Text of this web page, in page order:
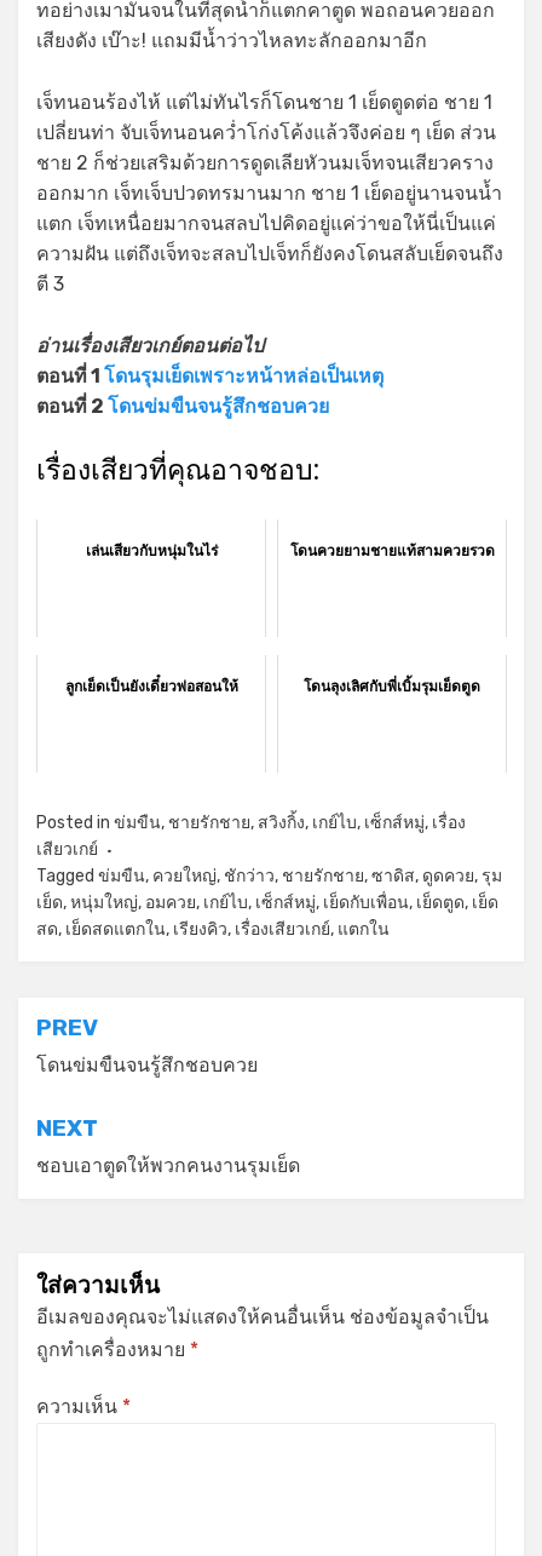
ทอย่างเมามันจนในที่สุดน้ำก็แตกคาตูด พอถอนควยออก
เสียงดัง เบ๊าะ! แถมมีน้ำว่าวไหลทะลักออกมาอีก
เจ็ทนอนร้องไห้ แต่ไม่ทันไรก็โดนชาย 1 เย็ดตูดต่อ ชาย 1
เปลี่ยนท่า จับเจ็ทนอนคว่ำโก่งโค้งแล้วจึงค่อย ๆ เย็ด ส่วน
ชาย 2 ก็ช่วยเสริมด้วยการดูดเลียหัวนมเจ็ทจนเสียวคราง
ออกมาก เจ็ทเจ็บปวดทรมานมาก ชาย 1 เย็ดอยู่นานจนน้ำ
แตก เจ็ทเหนื่อยมากจนสลบไปคิดอยู่แค่ว่าขอให้นี่เป็นแค่
ความฝัน แต่ถึงเจ็ทจะสลบไปเจ็ทก็ยังคงโดนสลับเย็ดจนถึง
ตี 3
อ่านเรื่องเสียวเกย์ตอนต่อไป
ตอนที่ 1 โดนรุมเย็ดเพราะหน้าหล่อเป็นเหตุ
ตอนที่ 2 โดนข่มขืนจนรู้สึกชอบควย
เรื่องเสียวที่คุณอาจชอบ:
เล่นเสียวกับหนุ่มในไร่ โดนควยยามชายแท้สามควยรวด
ลูกเย็ดเป็นยังเดี๋ยวพ่อสอนให้ โดนลุงเลิศกับพี่เบิ้มรุมเย็ดตูด
Posted in ข่มขืน, ชายรักชาย, สวิงกิ้ง, เกย์ไบ, เซ็กส์หมู่, เรื่อง
เสียวเกย์
Tagged ข่มขืน, ควยใหญ่, ชักว่าว, ชายรักชาย,ซาดิส, ดูดควย, รุม
เย็ด,หนุ่มใหญ่, อมควย, เกย์ไบ, เซ็กส์หมู่, เย็ดกับเพื่อน, เย็ดตูด, เย็ด
สด, เย็ดสดแตกใน, เรียงคิว, เรื่องเสียวเกย์, แตกใน
แนะแนว
เรื่อง
PREV
โดนข่มขืนจนรู้สึกชอบควย
NEXT
ชอบเอาตูดให้พวกคนงานรุมเย็ด
ใส่ความเห็น
อีเมลของคุณจะไม่แสดงให้คนอื่นเห็น ช่องข้อมูลจำเป็น
ถูกทำเครื่องหมาย *
ความเห็น *